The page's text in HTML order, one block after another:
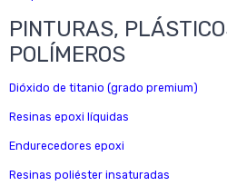
PINTURAS,
POLÍMEROS
Dióxido de titanio (grado premium)
Resinas epoxi líquidas
Endurecedores epoxi
Resinas poliéster insaturadas